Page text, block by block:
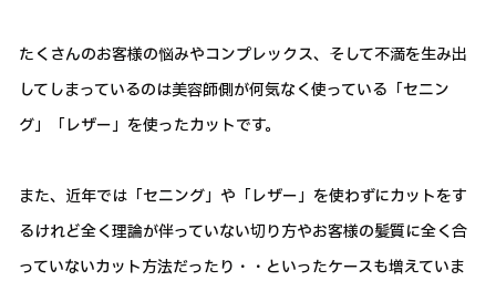
たくさんのお客様の悩みやコンプレックス、そして不満を生み出
してしまっているのは美容師側が何気なく使っている「セニン
グ」「レザー」を使ったカットです。
また、近年では「セニング」や「レザー」を使わずにカットをす
るけれど全く理論が伴っていない切り方やお客様の髪質に全く合
っていないカット方法だったり・・といったケースも増えていま